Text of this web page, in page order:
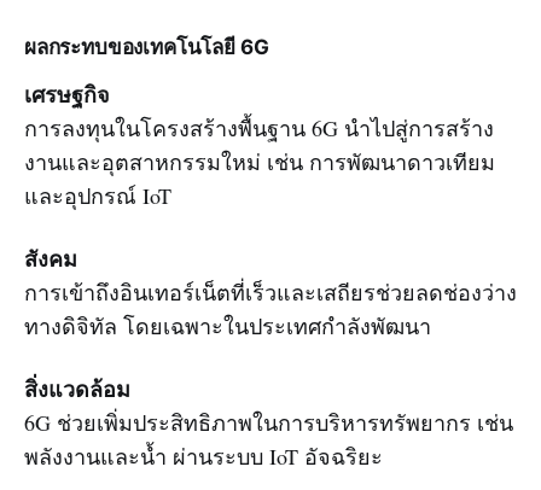
ผลกระทบของเทคโนโลยี 6G
เศรษฐกิจ
การลงทุนในโครงสร้างพื้นฐาน 6G นำไปสู่การสร้าง
งานและอุตสาหกรรมใหม่ เช่น การพัฒนาดาวเทียม
และอุปกรณ์ IoT
สังคม
การเข้าถึงอินเทอร์เน็ตที่เร็วและเสถียรช่วยลดช่องว่าง
ทางดิจิทัล โดยเฉพาะในประเทศกำลังพัฒนา
สิ่งแวดล้อม
6G ช่วยเพิ่มประสิทธิภาพในการบริหารทรัพยากร เช่น
พลังงานและน้ำ ผ่านระบบ IoT อัจฉริยะ